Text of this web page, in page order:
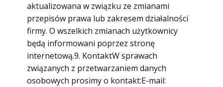
aktualizowana w związku ze zmianami
przepisów prawa lub zakresem działalności
firmy. O wszelkich zmianach użytkownicy
będą informowani poprzez stronę
internetową.9. KontaktW sprawach
związanych z przetwarzaniem danych
osobowych prosimy o kontakt:E-mail: